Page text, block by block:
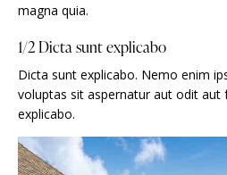
magna quia.
1/2 Dicta sunt explicabo
Dicta sunt explicabo. Nemo enim
voluptas sit aspernatur aut odit aut
explicabo.